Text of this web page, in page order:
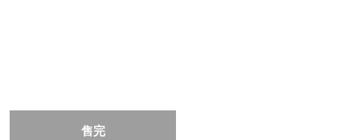
售完